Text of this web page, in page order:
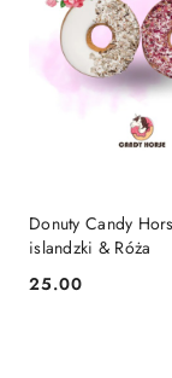
Donuty Candy
islandzki & Róża
Cena:
25.00